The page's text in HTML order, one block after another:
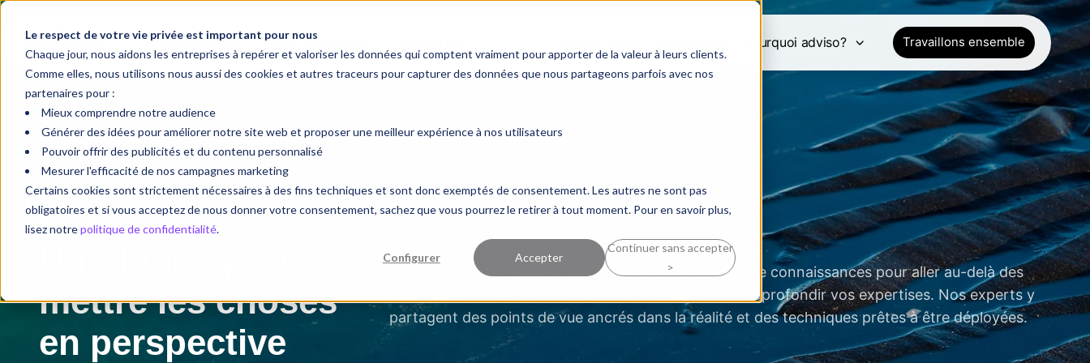
Le respect de votre vie privée est important pour nous
Chaque jour, nous aidons les entreprises à repérer et valoriser les données qui comptent vraiment pour apporter de la valeur à leurs clients.
Comme elles, nous utilisons nous aussi des cookies et autres traceurs pour capturer des données que nous partageons parfois avec nos
partenaires pour :
Mieux comprendre notre audience
Générer des idées pour améliorer notre site web et proposer une meilleur expérience à nos utilisateurs
Pouvoir offrir des publicités et du contenu personnalisé
Mesurer l'efficacité de nos campagnes marketing
Certains cookies sont strictement nécessaires à des fins techniques et sont donc exemptés de consentement. Les autres ne sont pas
obligatoires et si vous acceptez de nous donner votre consentement, sachez que vous pourrez le retirer à tout moment. Pour en savoir plus,
lisez notrepolitique de confidentialité.
Configurer Accepter
Continuer sans accepter
>
Vos objectifs Nos expertises Pourquoi adviso? Travaillons ensemble
Blogue
mettre les choses
en perspective
Bienvenue dans
, un espace de partage de connaissances pour aller au-delà des
tendances, développer vos réflexes stratégiques et approfondir vos expertises. Nos experts y
partagent des points de vue ancrés dans la réalité et des techniques prêtes à être déployées.